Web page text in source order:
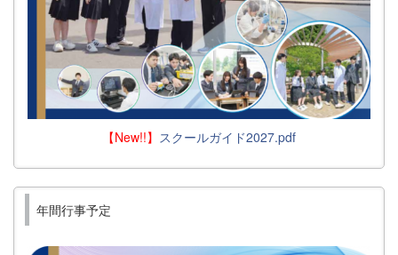
【New!!】 スクールガイド2027.pdf
年間行事予定